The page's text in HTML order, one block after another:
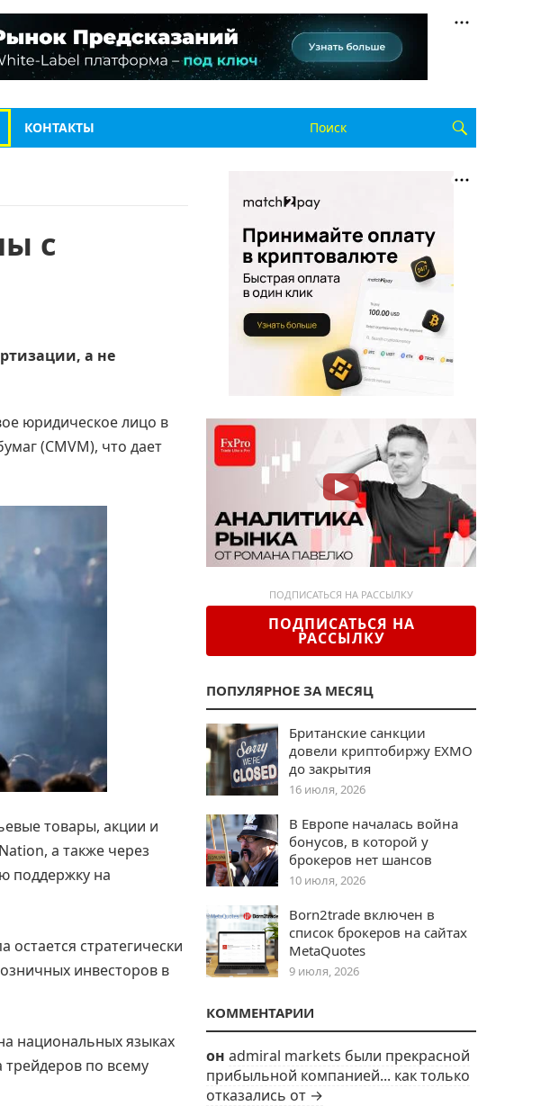
КОНТАКТЫ
с
а не
юридическое лицо в
(CMVM), что дает
товары, акции и
а также через
поддержку на
стратегически
инвесторов в
национальных языках
по всему
ПОДПИСАТЬСЯ НА РАССЫЛКУ
ПОДПИСАТЬСЯ НА
РАССЫЛКУ
ПОПУЛЯРНОЕ ЗА МЕСЯЦ
Британские санкции
довели криптобиржу EXMO
до закрытия
16 июля, 2026
В Европе началась война
бонусов, в которой у
брокеров нет шансов
10 июля, 2026
Born2trade включен в
список брокеров на сайтах
MetaQuotes
9 июля, 2026
КОММЕНТАРИИ
он admiral markets были прекрасной
прибыльной компанией... как только
отказались от →